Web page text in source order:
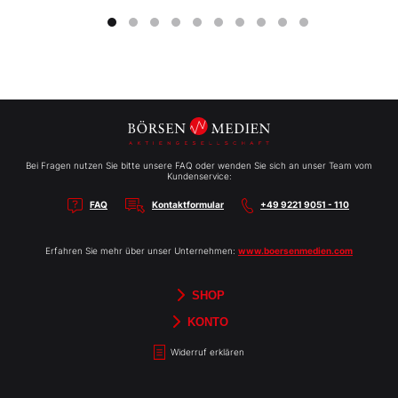
Bei Fragen nutzen Sie bitte unsere FAQ oder wenden Sie sich an unser Team vom
Kundenservice:
FAQ Kontaktformular +49 9221 9051 - 110
Erfahren Sie mehr über unser Unternehmen: www.boersenmedien.com
SHOP
Börsenbriefe
Aktien-Reports
HEBELTRADER
TradingDay
Newsletter
Merchandise
Gutscheine
KONTO
Widerruf erklären